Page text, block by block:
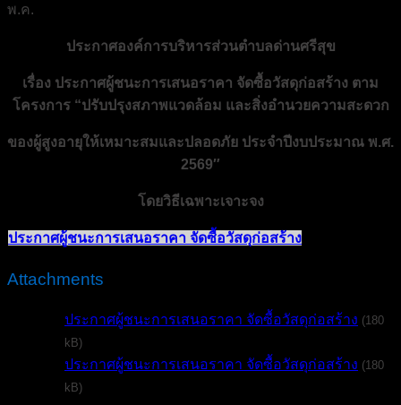
พ.ค.
ประกาศองค์การบริหารส่วนตำบลด่านศรีสุข
เรื่อง ประกาศผู้ชนะการเสนอราคา จัดซื้อวัสดุก่อสร้าง ตาม
โครงการ “ปรับปรุงสภาพแวดล้อม และสิ่งอำนวยความสะดวก
ของผู้สูงอายุให้เหมาะสมและปลอดภัย ประจำปีงบประมาณ พ.ศ.
2569″
โดยวิธีเฉพาะเจาะจง
ประกาศผู้ชนะการเสนอราคา จัดซื้อวัสดุก่อสร้าง
Attachments
ประกาศผู้ชนะการเสนอราคา จัดซื้อวัสดุก่อสร้าง (180
kB)
ประกาศผู้ชนะการเสนอราคา จัดซื้อวัสดุก่อสร้าง (180
kB)